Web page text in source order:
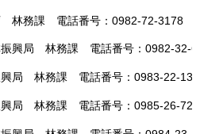
林務課 電話番号：0982-72-3178
興局 林務課 電話番号：0982-32-
局 林務課 電話番号：0983-22-
局 林務課 電話番号：0985-26-